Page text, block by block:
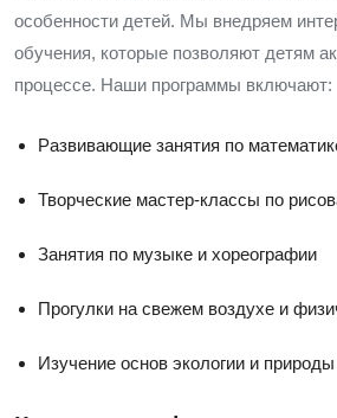
особенности детей. Мы внедряем
обучения, которые позволяют детям
процессе. Наши программы включают:
Развивающие занятия по
Творческие мастер-классы по
Занятия по музыке и хореографии
Прогулки на свежем воздухе и
Изучение основ экологии и природы